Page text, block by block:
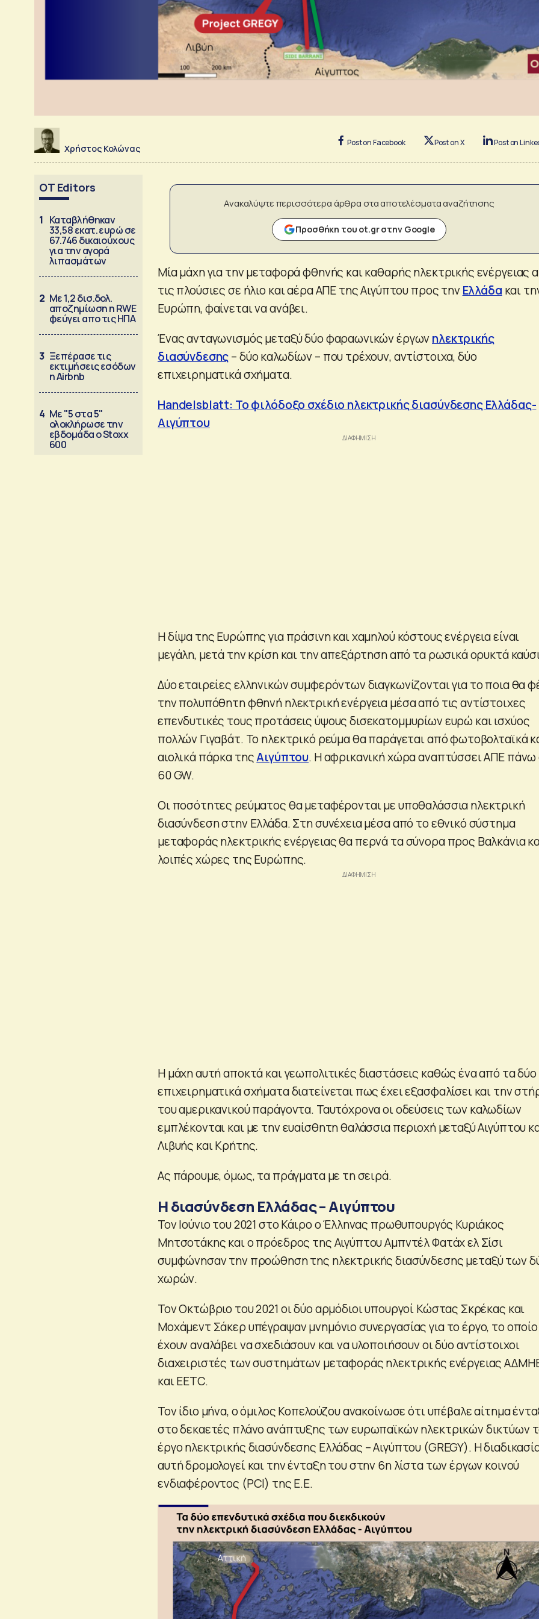
Χρήστος Κολώνας
Post on Facebook Post on X Post on
OT Editors
1 Καταβλήθηκαν
33,58 εκατ. ευρώ σε
67.746 δικαιούχους
για την αγορά
λιπασμάτων
2 Με 1,2 δισ.δολ.
αποζημίωση η RWE
φεύγει απο τις ΗΠΑ
3 Ξεπέρασε τις
εκτιμήσεις εσόδων
η Airbnb
4 Με "5 στα 5"
ολοκλήρωσε την
εβδομάδα ο Stoxx
600
Ανακαλύψτε περισσότερα άρθρα στα αποτελέσματα αναζήτησης
Προσθήκη του ot.gr στην Google
Μία μάχη για την μεταφορά φθηνής και καθαρής ηλεκτρικής ενέργειας
τις πλούσιες σε ήλιο και αέρα ΑΠΕ της Αιγύπτου προς την Ελλάδα και
Ευρώπη, φαίνεται να ανάβει.
Ένας ανταγωνισμός μεταξύ δύο φαραωνικών έργων ηλεκτρικής
διασύνδεσης– δύο καλωδίων – που τρέχουν, αντίστοιχα, δύο
επιχειρηματικά σχήματα.
Handelsblatt: Το φιλόδοξο σχέδιο ηλεκτρικής διασύνδεσης Ελλάδας-
Αιγύπτου
Η δίψα της Ευρώπης για πράσινη και χαμηλού κόστους ενέργεια είναι
μεγάλη, μετά την κρίση και την απεξάρτηση από τα ρωσικά ορυκτά
Δύο εταιρείες ελληνικών συμφερόντων διαγκωνίζονται για το ποια θα
την πολυπόθητη φθηνή ηλεκτρική ενέργεια μέσα από τις αντίστοιχες
επενδυτικές τους προτάσεις ύψους δισεκατομμυρίων ευρώ και ισχύος
πολλών Γιγαβάτ. Το ηλεκτρικό ρεύμα θα παράγεται από φωτοβολταϊκά
αιολικά πάρκα τηςΑιγύπτου. Η αφρικανική χώρα αναπτύσσει ΑΠΕ
60 GW.
Οι ποσότητες ρεύματος θα μεταφέρονται με υποθαλάσσια ηλεκτρική
διασύνδεση στην Ελλάδα. Στη συνέχεια μέσα από το εθνικό σύστημα
μεταφοράς ηλεκτρικής ενέργειας θα περνά τα σύνορα προς Βαλκάνια
λοιπές χώρες της Ευρώπης.
Η μάχη αυτή αποκτά και γεωπολιτικές διαστάσεις καθώς ένα από τα δύο
επιχειρηματικά σχήματα διατείνεται πως έχει εξασφαλίσει και την
του αμερικανικού παράγοντα. Ταυτόχρονα οι οδεύσεις των καλωδίων
εμπλέκονται και με την ευαίσθητη θαλάσσια περιοχή μεταξύ Αιγύπτου
Λιβυής και Κρήτης.
Ας πάρουμε, όμως, τα πράγματα με τη σειρά.
Η διασύνδεση Ελλάδας – Αιγύπτου
Τον Ιούνιο του 2021 στο Κάιρο ο Έλληνας πρωθυπουργός Κυριάκος
Μητσοτάκης και ο πρόεδρος της Αιγύπτου Αμπντέλ Φατάχ ελ Σίσι
συμφώνησαν την προώθηση της ηλεκτρικής διασύνδεσης μεταξύ των
χωρών.
Τον Οκτώβριο του 2021 οι δύο αρμόδιοι υπουργοί Κώστας Σκρέκας και
Μοχάμεντ Σάκερ υπέγραψαν μνημόνιο συνεργασίας για το έργο, το οποίο
έχουν αναλάβει να σχεδιάσουν και να υλοποιήσουν οι δύο αντίστοιχοι
διαχειριστές των συστημάτων μεταφοράς ηλεκτρικής ενέργειας
και EETC.
Τον ίδιο μήνα, ο όμιλος Κοπελούζου ανακοίνωσε ότι υπέβαλε αίτημα
στο δεκαετές πλάνο ανάπτυξης των ευρωπαϊκών ηλεκτρικών δικτύων
έργο ηλεκτρικής διασύνδεσης Ελλάδας – Αιγύπτου (GREGY). Η
αυτή δρομολογεί και την ένταξη του στην 6η λίστα των έργων κοινού
ενδιαφέροντος (PCI) της Ε.Ε.